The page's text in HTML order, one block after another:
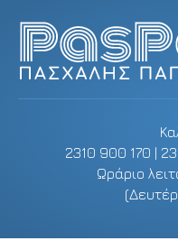
2310 900 170 |
Ωράριο